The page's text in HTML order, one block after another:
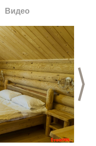
Видео